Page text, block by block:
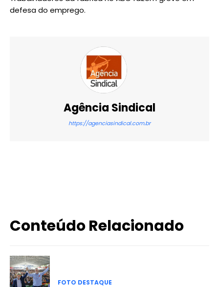
defesa do emprego.
Agência Sindical
https://agenciasindical.com.br
Conteúdo Relacionado
FOTO DESTAQUE